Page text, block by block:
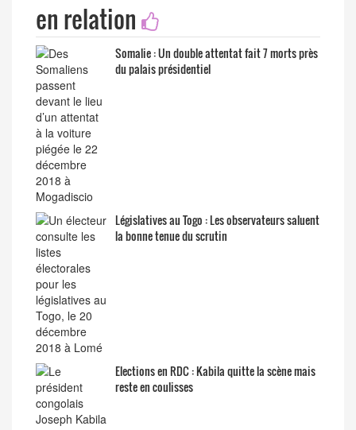
en relation
Somalie : Un double attentat fait 7 morts près
du palais présidentiel
Législatives au Togo : Les observateurs saluent
la bonne tenue du scrutin
Elections en RDC : Kabila quitte la scène mais
reste en coulisses